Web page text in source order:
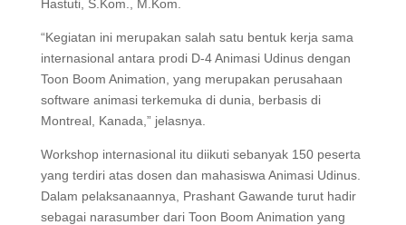
Hastuti, S.Kom., M.Kom.
“Kegiatan ini merupakan salah satu bentuk kerja sama
internasional antara prodi D-4 Animasi Udinus dengan
Toon Boom Animation, yang merupakan perusahaan
software animasi terkemuka di dunia, berbasis di
Montreal, Kanada,” jelasnya.
Workshop internasional itu diikuti sebanyak 150 peserta
yang terdiri atas dosen dan mahasiswa Animasi Udinus.
Dalam pelaksanaannya, Prashant Gawande turut hadir
sebagai narasumber dari Toon Boom Animation yang